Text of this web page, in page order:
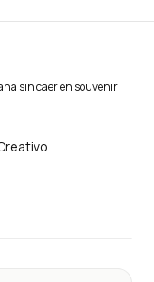
sin caer en souvenir